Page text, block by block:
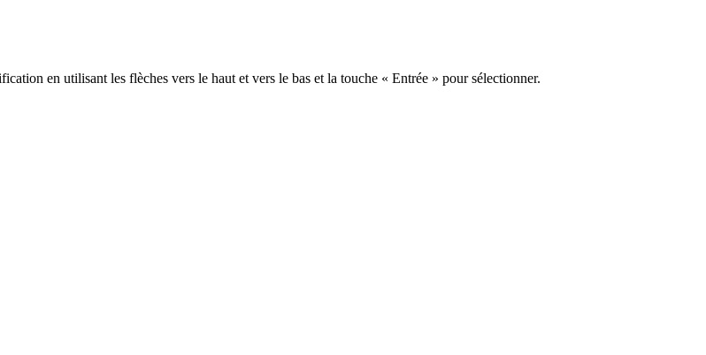
en utilisant les flèches vers le haut et vers le bas et la touche « Entrée » pour sélectionner.